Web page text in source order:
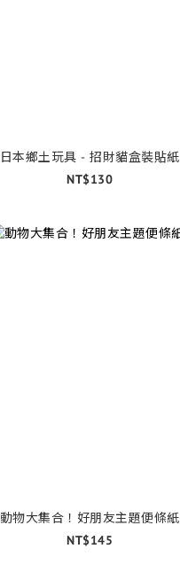
日本鄉土玩具 - 招財貓盒裝貼紙
NT$130
動物大集合！好朋友主題便條紙
NT$145